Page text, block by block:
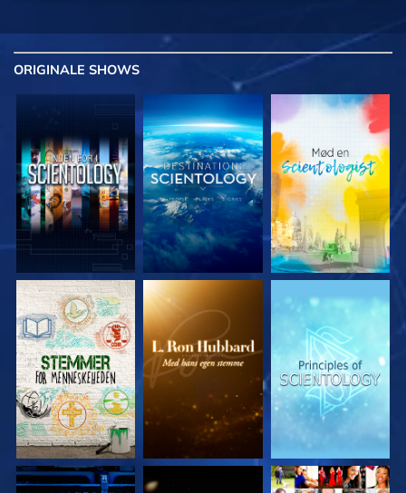
ORIGINALE SHOWS
UDFORSK SERIEN UDFORSK SERIEN UDFORSK SERIEN